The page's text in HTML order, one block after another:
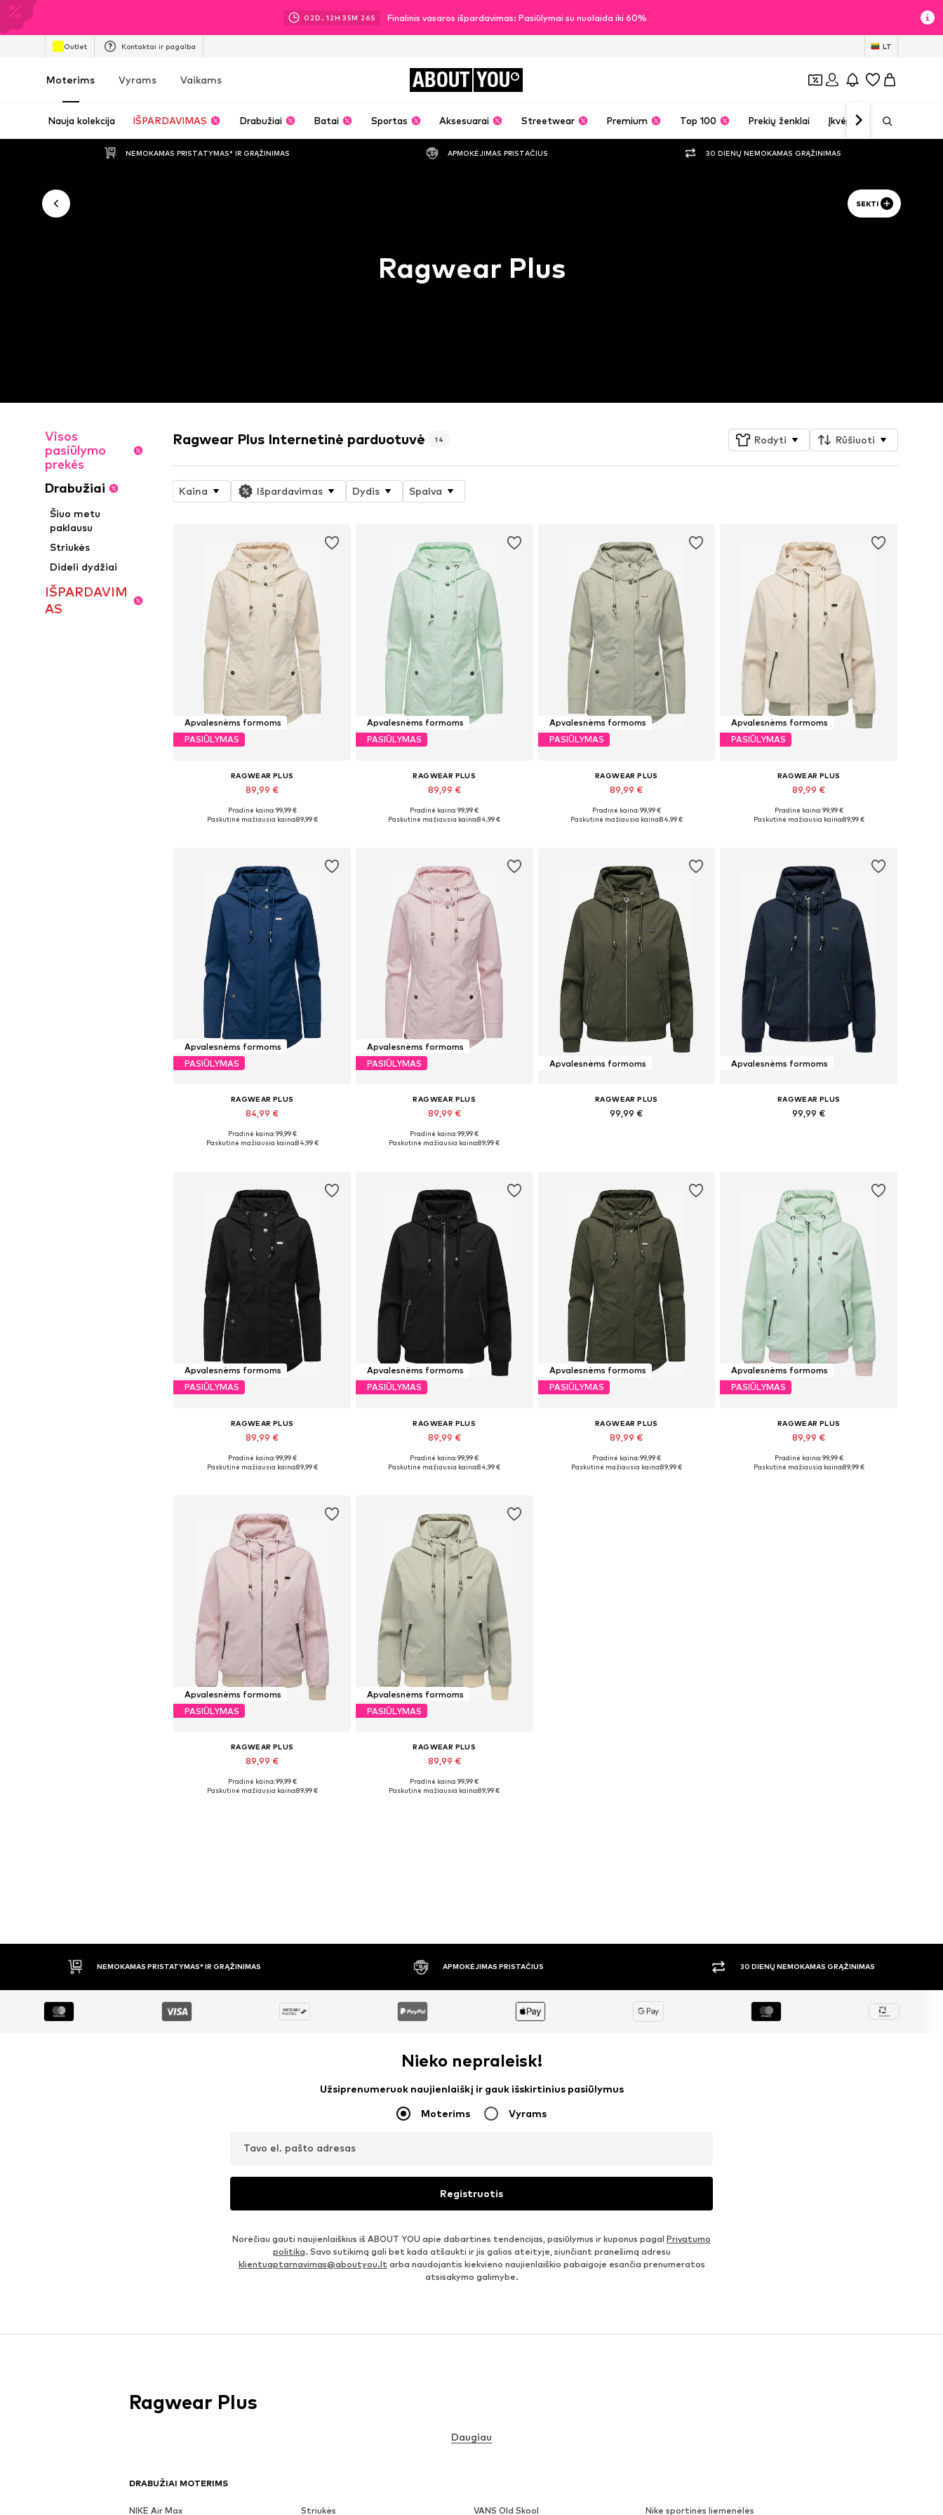
02D. 12H 35M 25S Finalinis vasaros išpardavimas: Pasiūlymai su nuolaida iki 60%
Outlet Kontaktai ir pagalba LT
Moterims Vyrams Vaikams ABOUT YOU
Nauja kolekcija IŠPARDAVIMAS Drabužiai Batai Sportas Aksesuarai Streetwear Premium Top 100 Prekių ženklai Įkvėpimas
NEMOKAMAS PRISTATYMAS* IR GRĄŽINIMAS APMOKĖJIMAS PRISTAČIUS 30 DIENŲ NEMOKAMAS GRĄŽINIMAS
SEKTI
Ragwear Plus
Visos
pasiūlymo
prekės
Drabužiai
Šiuo metu
paklausu
Striukės
Dideli dydžiai
IŠPARDAVIM
AS
Ragwear Plus Internetinė parduotuvė 14 Rodyti Rūšiuoti
Kaina Išpardavimas Dydis Spalva
Apvalesnėms formoms
PASIŪLYMAS
RAGWEAR PLUS
89,99 €
+3
Yra daugybė dydžių
Pradinė kaina: 99,99 €
Paskutinė mažiausia kaina:89,99 €
Apvalesnėms formoms
PASIŪLYMAS
RAGWEAR PLUS
89,99 €
+3
Yra daugybė dydžių
Pradinė kaina: 99,99 €
Paskutinė mažiausia kaina:84,99 €
Apvalesnėms formoms
PASIŪLYMAS
RAGWEAR PLUS
89,99 €
+3
Galimi dydžiai: XS, S, M, L, XL, XXL
Pradinė kaina: 99,99 €
Paskutinė mažiausia kaina:84,99 €
Apvalesnėms formoms
PASIŪLYMAS
RAGWEAR PLUS
89,99 €
+3
Yra daugybė dydžių
Pradinė kaina: 99,99 €
Paskutinė mažiausia kaina:89,99 €
Apvalesnėms formoms
PASIŪLYMAS
RAGWEAR PLUS
84,99 €
+3
Yra daugybė dydžių
Pradinė kaina: 99,99 €
Paskutinė mažiausia kaina:84,99 €
Apvalesnėms formoms
PASIŪLYMAS
RAGWEAR PLUS
89,99 €
+3
Yra daugybė dydžių
Pradinė kaina: 99,99 €
Paskutinė mažiausia kaina:89,99 €
Apvalesnėms formoms
RAGWEAR PLUS
99,99 €
Apvalesnėms formoms
RAGWEAR PLUS
99,99 €
Apvalesnėms formoms
PASIŪLYMAS
RAGWEAR PLUS
89,99 €
+3
Galimi dydžiai: S, M, L, XL
Pradinė kaina: 99,99 €
Paskutinė mažiausia kaina:89,99 €
Apvalesnėms formoms
PASIŪLYMAS
RAGWEAR PLUS
89,99 €
+3
Galimi dydžiai: S, M
Pradinė kaina: 99,99 €
Paskutinė mažiausia kaina:84,99 €
Apvalesnėms formoms
PASIŪLYMAS
RAGWEAR PLUS
89,99 €
+3
Galimi dydžiai: XS, S, M, L, XL
Pradinė kaina: 99,99 €
Paskutinė mažiausia kaina:89,99 €
Apvalesnėms formoms
PASIŪLYMAS
RAGWEAR PLUS
89,99 €
+3
Galimi dydžiai: XS, S, M, L, XL, 4XL
Pradinė kaina: 99,99 €
Paskutinė mažiausia kaina:89,99 €
Apvalesnėms formoms
PASIŪLYMAS
RAGWEAR PLUS
89,99 €
+3
Yra daugybė dydžių
Pradinė kaina: 99,99 €
Paskutinė mažiausia kaina:89,99 €
Apvalesnėms formoms
PASIŪLYMAS
RAGWEAR PLUS
89,99 €
+3
Galimi dydžiai: XS, S, M, L, XL, XXL
Pradinė kaina: 99,99 €
Paskutinė mažiausia kaina:89,99 €
APMOKĖJIMAS PRISTAČIUS 30 DIENŲ NEMOKAMAS GRĄŽINIMAS DIDELIS PASIRINKIMAS
Nieko nepraleisk!
Užsiprenumeruok naujienlaiškį ir gauk išskirtinius pasiūlymus
Moterims Vyrams
Tavo el. pašto adresas
Registruotis
Norėčiau gauti naujienlaiškius iš ABOUT YOU apie dabartines tendencijas, pasiūlymus ir kuponus pagal Privatumo
politika. Savo sutikimą gali bet kada atšaukti ir jis galios ateityje, siunčiant pranešimą adresu
klientuaptarnavimas@aboutyou.lt arba naudojantis kiekvieno naujienlaiškio pabaigoje esančia prenumeratos
atsisakymo galimybe.
DRABUŽIAI MOTERIMS
NIKE Air Max Striukės VANS Old Skool Nike sportinės liemenėlės
Ragwear Plus
Daugiau